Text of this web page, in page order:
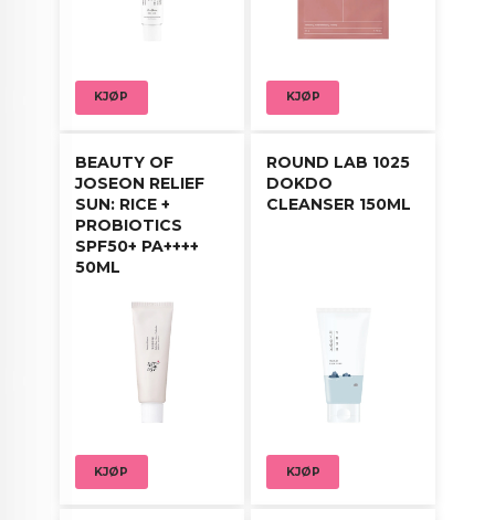
KJØP KJØP
BEAUTY OF
JOSEON RELIEF
SUN: RICE +
PROBIOTICS
SPF50+ PA++++
50ML
KJØP
ROUND LAB 1025
DOKDO
CLEANSER 150ML
KJØP